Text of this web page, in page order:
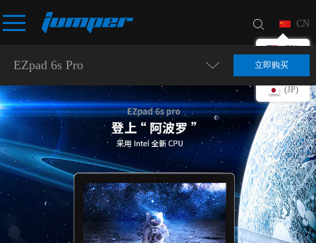
CN
(EN)
(DE)
(JP)
立即购买
EZpad 6s Pro